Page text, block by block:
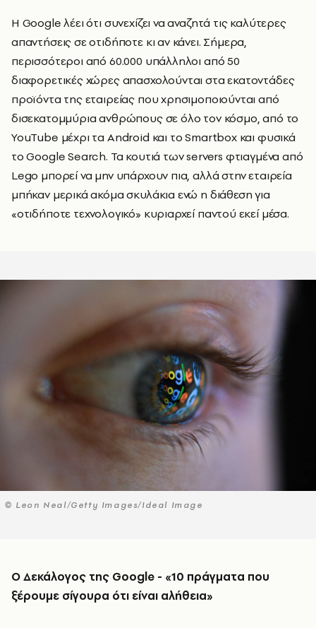
Η Google λέει ότι συνεχίζει να αναζητά τις καλύτερες
απαντήσεις σε οτιδήποτε κι αν κάνει. Σήμερα,
περισσότεροι από 60.000 υπάλληλοι από 50
διαφορετικές χώρες απασχολούνται στα εκατοντάδες
προϊόντα της εταιρείας που χρησιμοποιούνται από
δισεκατομμύρια ανθρώπους σε όλο τον κόσμο, από το
YouTube μέχρι τα Android και το Smartbox και φυσικά
το Google Search. Τα κουτιά των servers φτιαγμένα από
Lego μπορεί να μην υπάρχουν πια, αλλά στην εταιρεία
μπήκαν μερικά ακόμα σκυλάκια ενώ η διάθεση για
«οτιδήποτε τεχνολογικό» κυριαρχεί παντού εκεί μέσα.
© Leon Neal/Getty Images/Ideal Image
Ο Δεκάλογος της Google - «10 πράγματα που
ξέρουμε σίγουρα ότι είναι αλήθεια»